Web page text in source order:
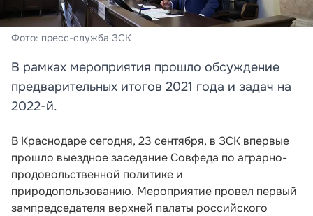
Фото: пресс-служба ЗСК
В рамках мероприятия прошло обсуждение
предварительных итогов 2021 года и задач на
2022-й.
В Краснодаре сегодня, 23 сентября, в ЗСК впервые
прошло выездное заседание Совфеда по аграрно-
продовольственной политике и
природопользованию. Мероприятие провел первый
зампредседателя верхней палаты российского